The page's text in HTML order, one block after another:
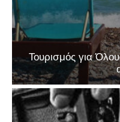
Τουρισμός για